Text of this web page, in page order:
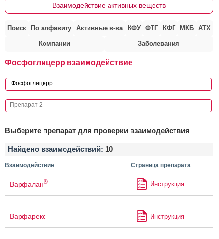
Взаимодействие активных веществ
Поиск По алфавиту Активные в-ва КФУ ФТГ КФГ МКБ АТХ
Компании Заболевания
Фосфоглицерр взаимодействие
Выберите препарат для проверки взаимодействия
Найдено взаимодействий: 10
Взаимодействие Страница препарата
Варфалан® Инструкция
Варфарекс Инструкция